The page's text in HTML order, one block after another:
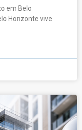
em Belo
Horizonte vive